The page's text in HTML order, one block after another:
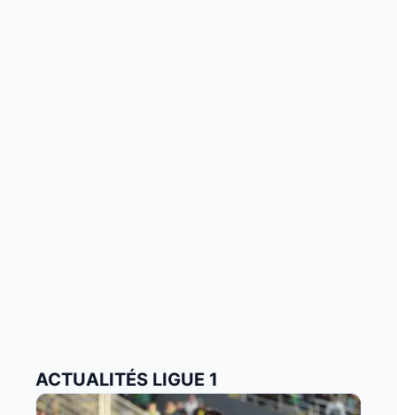
ACTUALITÉS LIGUE 1